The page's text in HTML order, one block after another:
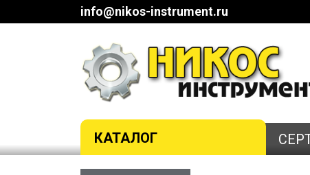
info@nikos-instrument.ru
КАТАЛОГ